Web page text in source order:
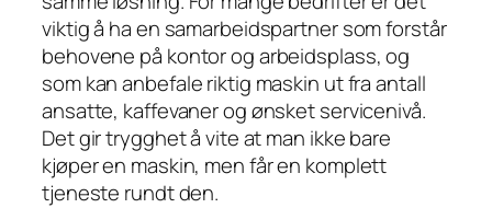
viktig å ha en samarbeidspartner som forstår
behovene på kontor og arbeidsplass, og
som kan anbefale riktig maskin ut fra antall
ansatte, kaffevaner og ønsket servicenivå.
Det gir trygghet å vite at man ikke bare
kjøper en maskin, men får en komplett
tjeneste rundt den.